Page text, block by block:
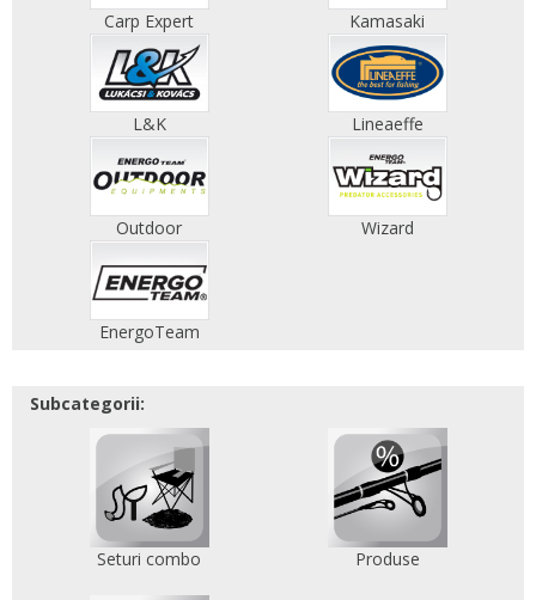
Carp Expert Kamasaki
L&K Lineaeffe
Outdoor Wizard
EnergoTeam
Subcategorii:
Seturi combo Produse